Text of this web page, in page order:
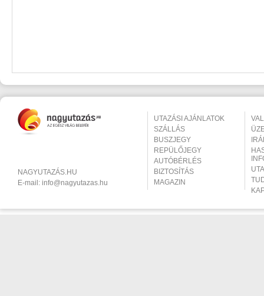
NAGYUTAZÁS.HU
E-mail: info@nagyutazas.hu
UTAZÁSI AJÁNLATOK
SZÁLLÁS
BUSZJEGY
REPÜLŐJEGY
AUTÓBÉRLÉS
BIZTOSÍTÁS
MAGAZIN